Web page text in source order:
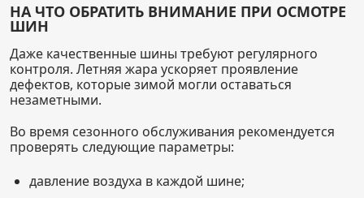
НА ЧТО ОБРАТИТЬ ВНИМАНИЕ ПРИ ОСМОТРЕ
ШИН
Даже качественные шины требуют регулярного
контроля. Летняя жара ускоряет проявление
дефектов, которые зимой могли оставаться
незаметными.
Во время сезонного обслуживания рекомендуется
проверять следующие параметры:
давление воздуха в каждой шине;